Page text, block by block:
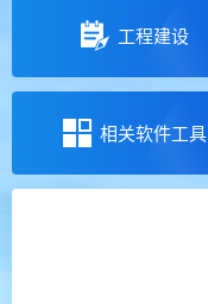
工程建设
相关软件工具